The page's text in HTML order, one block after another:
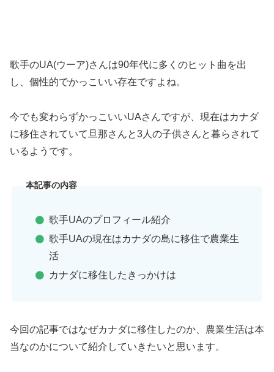
歌手のUA(ウーア)さんは90年代に多くのヒット曲を出
し、個性的でかっこいい存在ですよね。
今でも変わらずかっこいいUAさんですが、現在はカナダ
に移住されていて旦那さんと3人の子供さんと暮らされて
いるようです。
本記事の内容
歌手UAのプロフィール紹介
歌手UAの現在はカナダの島に移住で農業生
活
カナダに移住したきっかけは
今回の記事ではなぜカナダに移住したのか、農業生活は本
当なのかについて紹介していきたいと思います。